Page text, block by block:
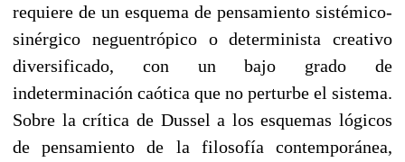
requiere de un esquema de pensamiento sistémico-
sinérgico neguentrópico o determinista creativo
diversificado, con un bajo grado de
indeterminación caótica que no perturbe el sistema.
Sobre la crítica de Dussel a los esquemas lógicos
de pensamiento de la filosofía contemporánea,